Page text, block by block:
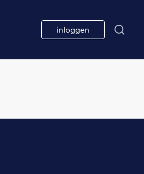
inloggen